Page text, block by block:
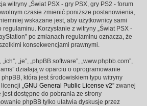
witryny „Świat PSX - gry PSX, gry PS2 - forum
czasie zmienić poniższe postanowienia,
wskazane jest, aby użytkownicy sami
Korzystanie z witryny „Świat PSX -
po zmianach regulaminu oznacza, że
konsekwencjami prawnymi.
„je”, „phpBB software”, „www.phpbb.com”,
działają w oparciu o oprogramowanie
która jest środowiskiem typu witryny
„GNU General Public License v2” zwanej
jest dostępne do pobrania ze strony
phpBB tylko ułatwia dyskusje przez